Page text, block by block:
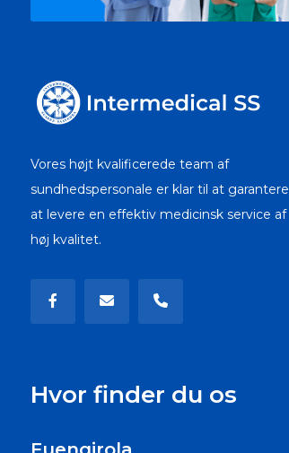
Vores højt kvalificerede team af
sundhedspersonale er klar til at garantere
at levere en effektiv medicinsk service af
høj kvalitet.
Hvor finder du os